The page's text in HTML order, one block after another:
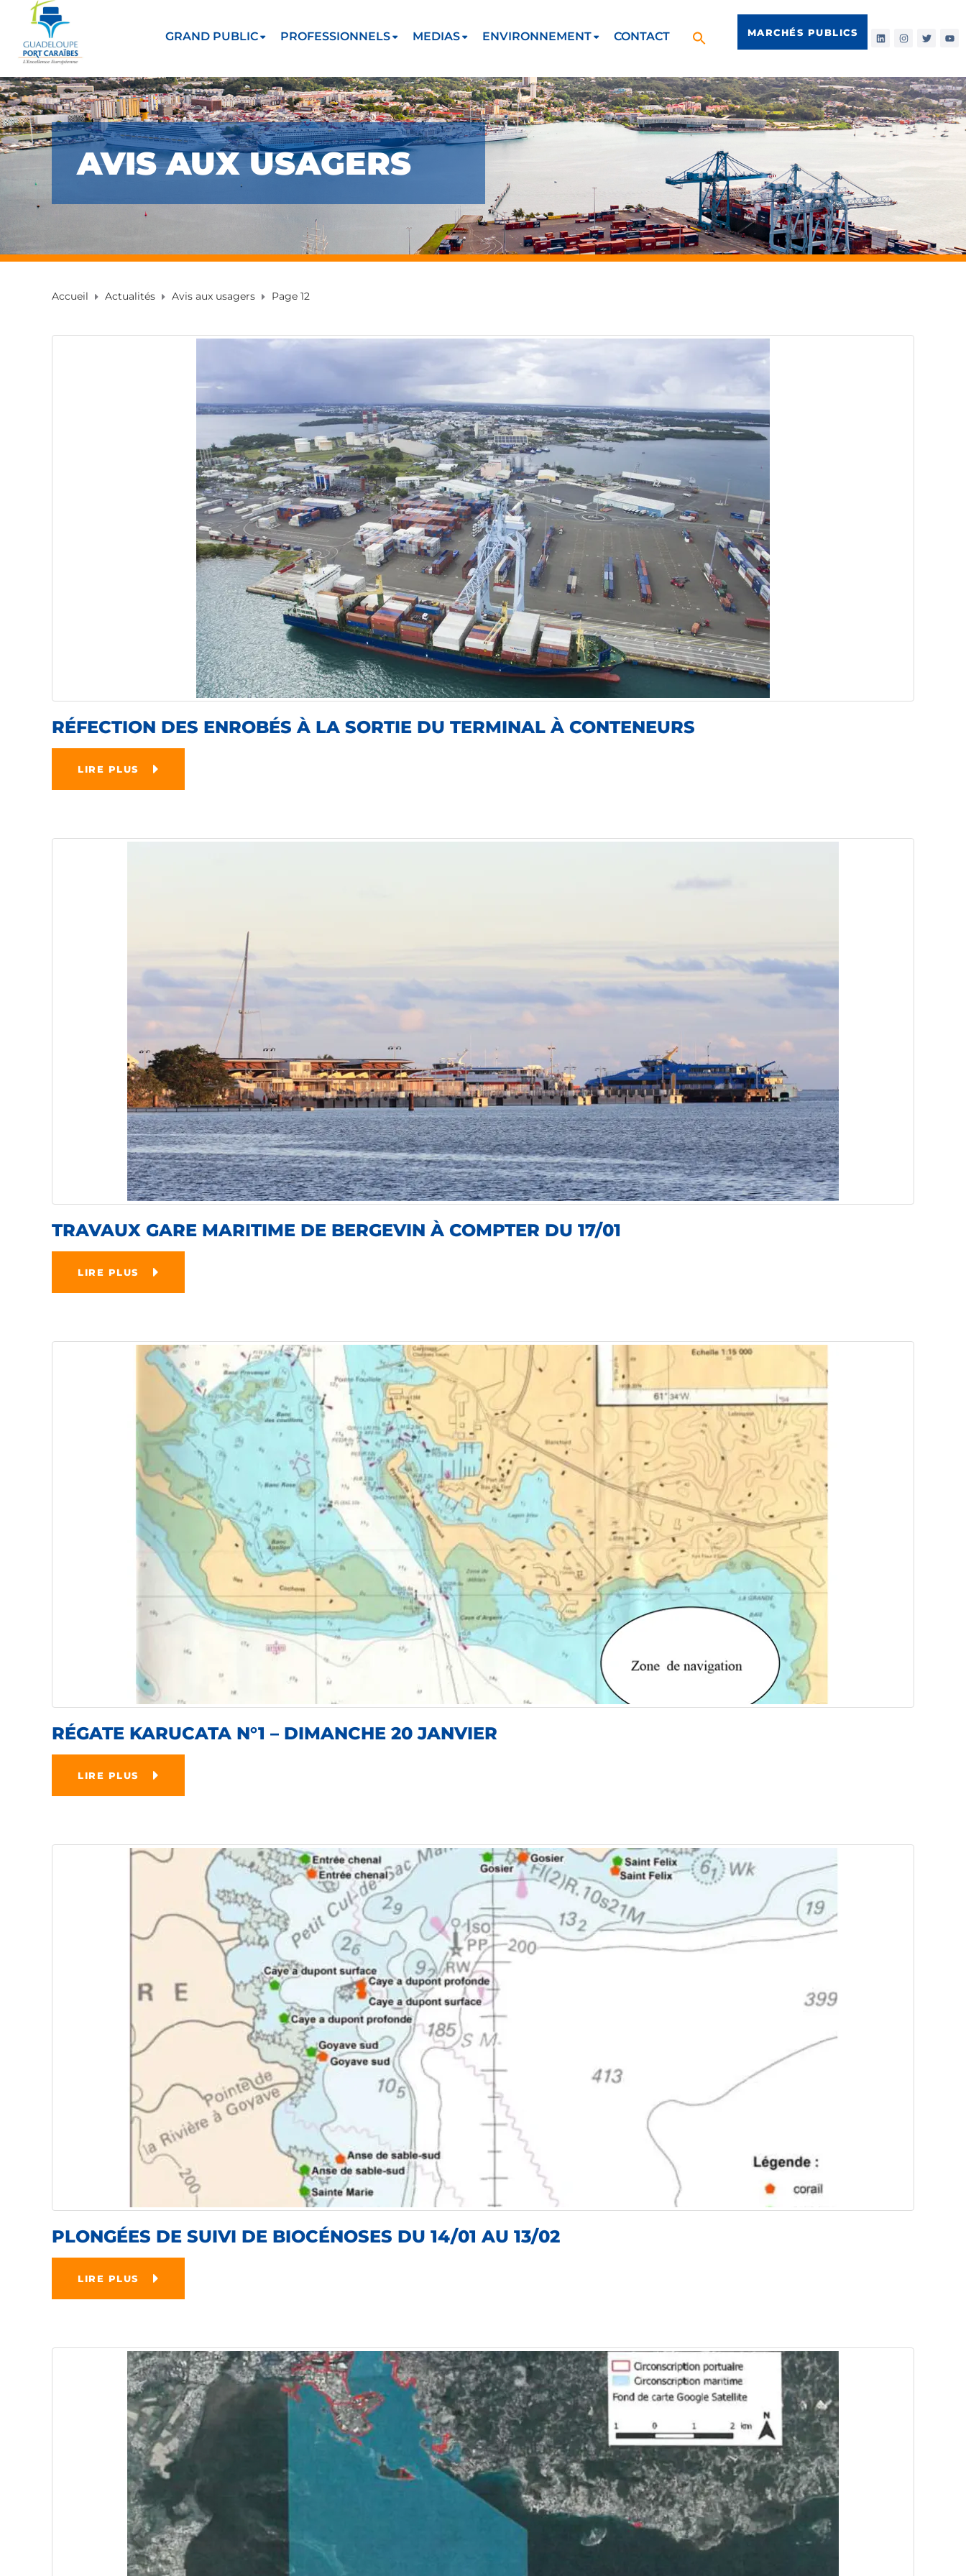
GRAND PUBLIC PROFESSIONNELS MEDIAS ENVIRONNEMENT CONTACT MARCHÉS PUBLICS
AVIS AUX USAGERS
Accueil Actualités Avis aux usagers Page 12
RÉFECTION DES ENROBÉS À LA SORTIE DU TERMINAL À CONTENEURS
LIRE PLUS
TRAVAUX GARE MARITIME DE BERGEVIN À COMPTER DU 17/01
LIRE PLUS
RÉGATE KARUCATA N°1 – DIMANCHE 20 JANVIER
LIRE PLUS
PLONGÉES DE SUIVI DE BIOCÉNOSES DU 14/01 AU 13/02
LIRE PLUS